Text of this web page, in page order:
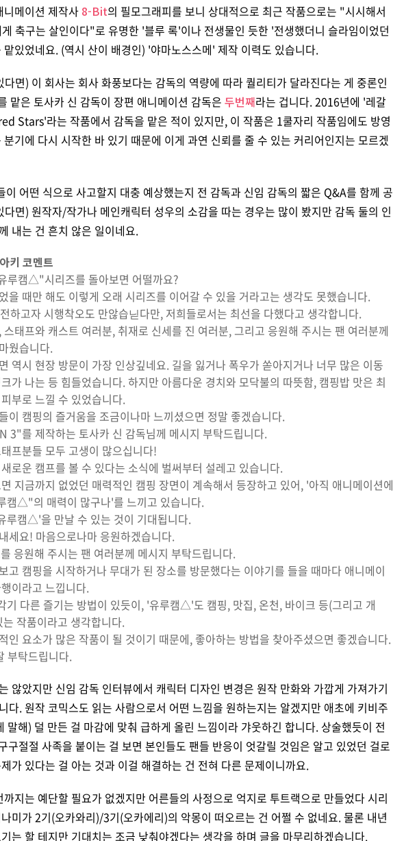
니메이션 제작사 8-Bit의 필모그래피를 보니 상대적으로 최근 작품으로는 "시시해서
축구는 살인이다"로 유명한 '블루 록'이나 전생물인 듯한 '전생했더니 슬라임이었던
있었네요. (역시 산이 배경인) '야마노스스메' 제작 이력도 있습니다.
면) 이 회사는 회사 화풍보다는 감독의 역량에 따라 퀄리티가 달라진다는 게 중론인
맡은 토사카 신 감독이 장편 애니메이션 감독은 두번째라는 겁니다. 2016년에 '레갈
Stars'라는 작품에서 감독을 맡은 적이 있지만, 이 작품은 1쿨자리 작품임에도 방영
기에 다시 시작한 바 있기 때문에 이게 과연 신뢰를 줄 수 있는 커리어인지는 모르겠
이 어떤 식으로 사고할지 대충 예상했는지 전 감독과 신임 감독의 짧은 Q&A를 함께 공
다면) 원작자/작가나 메인캐릭터 성우의 소감을 따는 경우는 많이 봤지만 감독 둘의 인
내는 건 흔치 않은 일이네요.
키 코멘트
루캠△"시리즈를 돌아보면 어떨까요?
을 때만 해도 이렇게 오래 시리즈를 이어갈 수 있을 거라고는 생각도 못했습니다.
고자 시행착오도 만않습닏다만, 저희들로서는 최선을 다했다고 생각합니다.
태프와 캐스트 여러분, 취재로 신세를 진 여러분, 그리고 응원해 주시는 팬 여러분께
웠습니다.
역시 현장 방문이 가장 인상깊네요. 길을 잃거나 폭우가 쏟아지거나 너무 많은 이동
가 나는 등 힘들었습니다. 하지만 아름다운 경치와 모닥불의 따뜻함, 캠핑밥 맛은 최
부로 느낄 수 있었습니다.
이 캠핑의 즐거움을 조금이나마 느끼셨으면 정말 좋겠습니다.
3"를 제작하는 토사카 신 감독님께 메시지 부탁드립니다.
프분들 모두 고생이 많으십니다!
로운 캠프를 볼 수 있다는 소식에 벌써부터 설레고 있습니다.
지금까지 없었던 매력적인 캠핑 장면이 계속해서 등장하고 있어, '아직 애니메이션에
캠△"의 매력이 많구나'를 느끼고 있습니다.
루캠△'을 만날 수 있는 것이 기대됩니다.
세요! 마음으로나마 응원하겠습니다.
응원해 주시는 팬 여러분께 메시지 부탁드립니다.
고 캠핑을 시작하거나 무대가 된 장소를 방문했다는 이야기를 들을 때마다 애니메이
이라고 느낍니다.
기 다른 즐기는 방법이 있듯이, '유루캠△'도 캠핑, 맛집, 온천, 바이크 등(그리고 개
작품이라고 생각합니다.
인 요소가 많은 작품이 될 것이기 때문에, 좋아하는 방법을 찾아주셨으면 좋겠습니다.
부탁드립니다.
않았지만 신임 감독 인터뷰에서 캐릭터 디자인 변경은 원작 만화와 가깝게 가져가기
다. 원작 코믹스도 읽는 사람으로서 어떤 느낌을 원하는지는 알겠지만 애초에 키비주
말해) 덜 만든 걸 마감에 맞춰 급하게 올린 느낌이라 갸웃하긴 합니다. 상술했듯이 전
구절절 사족을 붙이는 걸 보면 본인들도 팬들 반응이 엇갈릴 것임은 알고 있었던 걸로
가 있다는 걸 아는 것과 이걸 해결하는 건 전혀 다른 문제이니까요.
지는 예단할 필요가 없겠지만 어른들의 사정으로 억지로 투트랙으로 만들었다 시리
미가 2기(오카와리)/3기(오카에리)의 악몽이 떠오르는 건 어쩔 수 없네요. 물론 내년
는 할 테지만 기대치는 조금 낮춰야겠다는 생각을 하며 글을 마무리하겠습니다.